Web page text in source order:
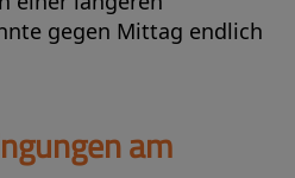
gegen Mittag endlich
am